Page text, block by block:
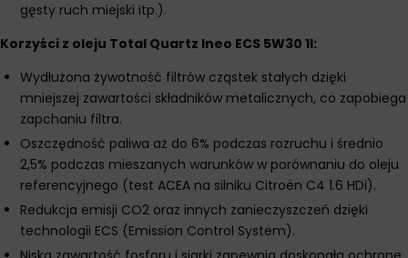
gęsty ruch miejski itp.).
Korzyści z oleju Total Quartz Ineo ECS 5W30 1l:
Wydłużona żywotność filtrów cząstek stałych dzięki
mniejszej zawartości składników metalicznych, co zapobiega
zapchaniu filtra.
Oszczędność paliwa aż do 6% podczas rozruchu i średnio
2,5% podczas mieszanych warunków w porównaniu do oleju
referencyjnego (test ACEA na silniku Citroën C4 1.6 HDi).
Redukcja emisji CO2 oraz innych zanieczyszczeń dzięki
technologii ECS (Emission Control System).